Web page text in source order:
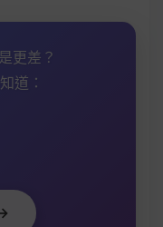
更差？
道：